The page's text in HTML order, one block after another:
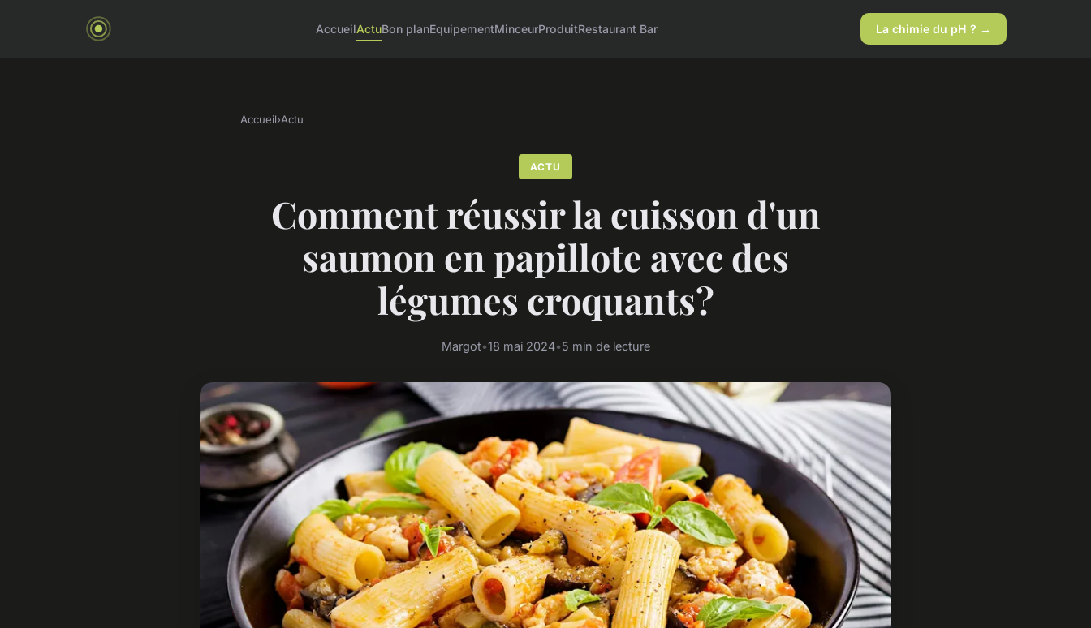
AccueilActuBon planEquipementMinceurProduitRestaurant Bar La chimie du pH ? →
Accueil›Actu
ACTU
Comment réussir la cuisson d'un
saumon en papillote avec des
légumes croquants?
Margot•18 mai 2024•5 min de lecture